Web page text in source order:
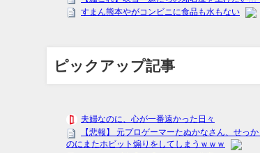
ピックアップ記事